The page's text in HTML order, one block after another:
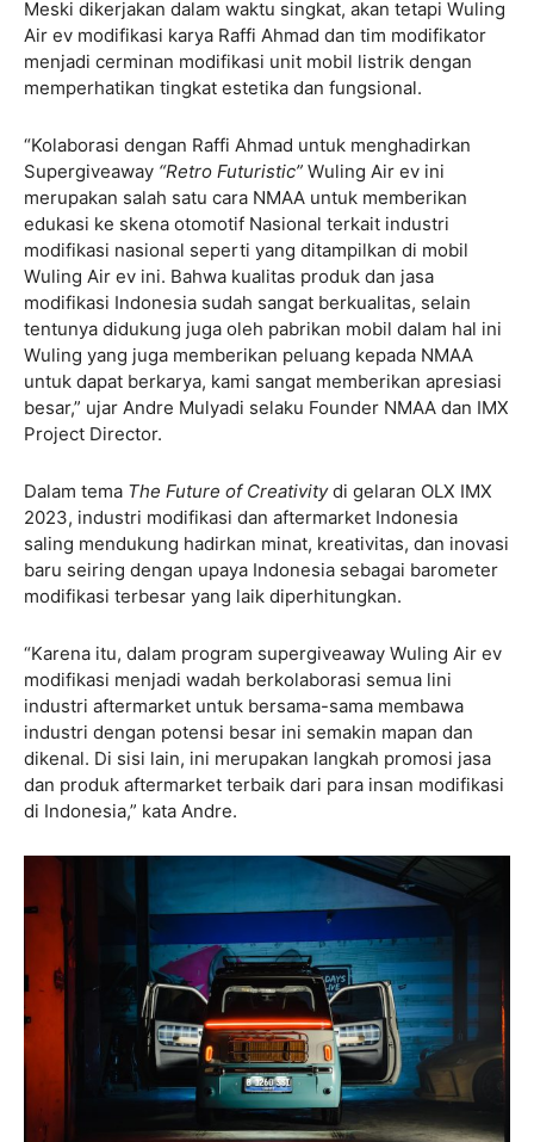
Meski dikerjakan dalam waktu singkat, akan tetapi Wuling
Air ev modifikasi karya Raffi Ahmad dan tim modifikator
menjadi cerminan modifikasi unit mobil listrik dengan
memperhatikan tingkat estetika dan fungsional.
“Kolaborasi dengan Raffi Ahmad untuk menghadirkan
Supergiveaway “Retro Futuristic” Wuling Air ev ini
merupakan salah satu cara NMAA untuk memberikan
edukasi ke skena otomotif Nasional terkait industri
modifikasi nasional seperti yang ditampilkan di mobil
Wuling Air ev ini. Bahwa kualitas produk dan jasa
modifikasi Indonesia sudah sangat berkualitas, selain
tentunya didukung juga oleh pabrikan mobil dalam hal ini
Wuling yang juga memberikan peluang kepada NMAA
untuk dapat berkarya, kami sangat memberikan apresiasi
besar,” ujar Andre Mulyadi selaku Founder NMAA dan IMX
Project Director.
Dalam tema The Future of Creativitydi gelaran OLX IMX
2023, industri modifikasi dan aftermarket Indonesia
saling mendukung hadirkan minat, kreativitas, dan inovasi
baru seiring dengan upaya Indonesia sebagai barometer
modifikasi terbesar yang laik diperhitungkan.
“Karena itu, dalam program supergiveaway Wuling Air ev
modifikasi menjadi wadah berkolaborasi semua lini
industri aftermarket untuk bersama-sama membawa
industri dengan potensi besar ini semakin mapan dan
dikenal. Di sisi lain, ini merupakan langkah promosi jasa
dan produk aftermarket terbaik dari para insan modifikasi
di Indonesia,” kata Andre.